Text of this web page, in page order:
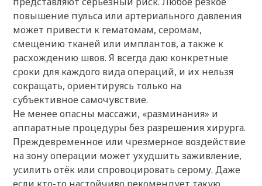
повышение пульса или артериального давления
может привести к гематомам, серомам,
смещению тканей или имплантов, а также к
расхождению швов. Я всегда даю конкретные
сроки для каждого вида операций, и их нельзя
сокращать, ориентируясь только на
субъективное самочувствие.
Не менее опасны массажи, «разминания» и
аппаратные процедуры без разрешения хирурга.
Преждевременное или чрезмерное воздействие
на зону операции может ухудшить заживление,
усилить отёк или спровоцировать серому. Даже